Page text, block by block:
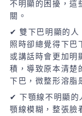
不明顯的困擾，這
關。
✔ 雙下巴明顯的人
照時卻總覺得下巴
或講話時會更加明
積，導致原本清楚
下巴，微整形溶脂
✔ 下顎線不明顯的
顎線模糊，整張臉